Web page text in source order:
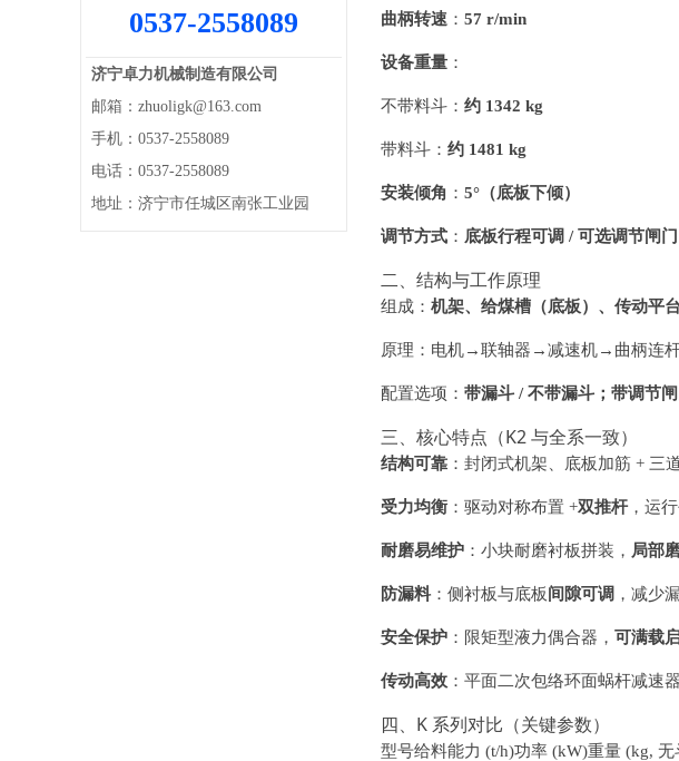
0537-2558089
济宁卓力机械制造有限公司
邮箱：zhuoligk@163.com
手机：0537-2558089
电话：0537-2558089
地址：济宁市任城区南张工业园
曲柄转速 ： 57 r/min
设备重量 ：
不带料斗： 约 1342 kg
带料斗： 约 1481 kg
安装倾角 ： 5°（底板下倾）
调节方式 ： 底板行程可调 / 可选调节闸门
二、结构与工作原理
组成： 机架、给煤槽（底板）、传动平
原理：电机→联轴器→减速机→曲柄连
配置选项： 带漏斗 / 不带漏斗；带调节
三、核心特点（K2 与全系一致）
结构可靠 ：封闭式机架、底板加筋 + 三
受力均衡 ：驱动对称布置 +双推杆，运行
耐磨易维护 ：小块耐磨衬板拼装， 局部
防漏料 ：侧衬板与底板间隙可调 ，减少
安全保护 ：限矩型液力偶合器， 可满载
传动高效 ：平面二次包络环面蜗杆减速器
四、K 系列对比（关键参数）
型号给料能力 (t/h)功率 (kW)重量 (kg, 无